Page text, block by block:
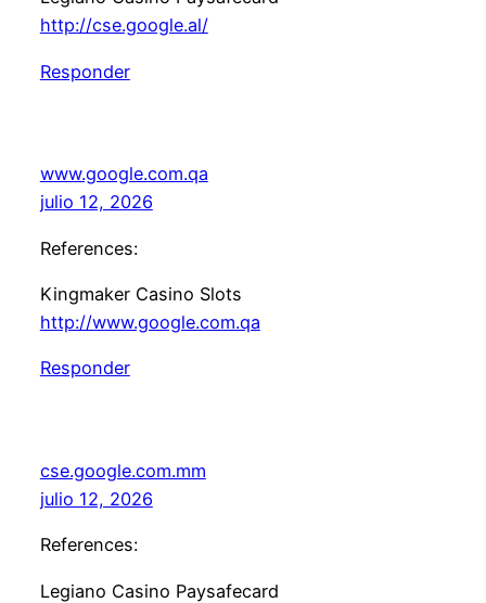
http://cse.google.al/
Responder
www.google.com.qa
julio 12, 2026
References:
Kingmaker Casino Slots
http://www.google.com.qa
Responder
cse.google.com.mm
julio 12, 2026
References:
Legiano Casino Paysafecard